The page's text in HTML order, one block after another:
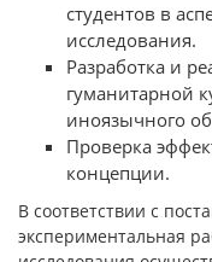
студентов в
исследования.
Разработка и
гуманитарной
иноязычного
Проверка
концепции.
В соответствии с
экспериментальная